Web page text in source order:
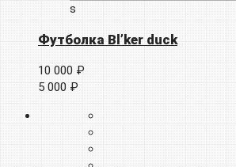
s
Футболка Bl’ker duck
10 000 ₽
5 000 ₽